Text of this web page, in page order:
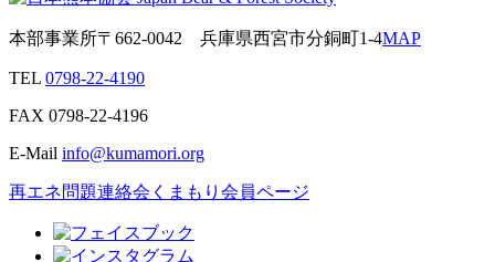
本部事業所〒662-0042 兵庫県西宮市分銅町1-4MAP
TEL 0798-22-4190
FAX 0798-22-4196
E-Mail info@kumamori.org
再エネ問題連絡会 くまもり会員ページ